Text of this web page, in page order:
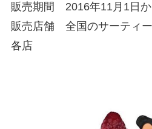
販売期間 2016年11月1日
販売店舗 全国のサーティ
各店